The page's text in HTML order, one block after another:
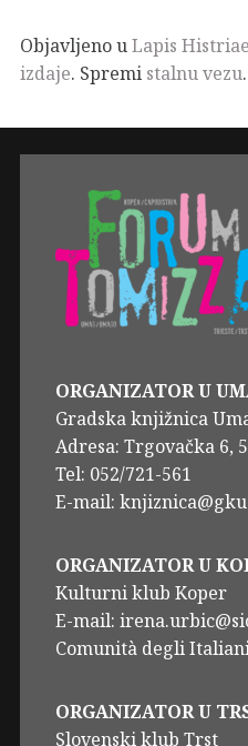
Objavljeno uLapis
izdaje. Spremi stalnu vezu.
ORGANIZATOR U
Gradska knjižnica
Adresa: Trgovačka 6,
Tel: 052/721-561
E-mail:
ORGANIZATOR U
Kulturni klub Koper
E-mail:
Comunità degli
ORGANIZATOR U
Slovenski klub Trst